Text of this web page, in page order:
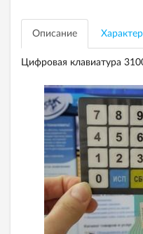
Описание
Цифровая клавиатура